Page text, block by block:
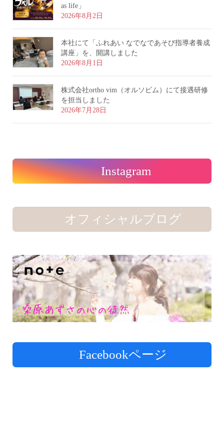
as life」
2026年8月2日
本社にて「ふれあい なでなであそび指導者養成
講座」を、開講しました
2026年8月1日
株式会社ortho vim（オルソビム）にて接遇研修
を担当しました
2026年7月28日
Instagram
オフィシャルブログ
Facebookページ